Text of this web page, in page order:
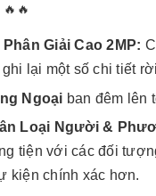
🔥🔥
Giải Cao 2MP:
lại một số chi tiết
Ngoại ban đêm lên
Loại Người &
tiện với các đối
kiện chính xác hơn.